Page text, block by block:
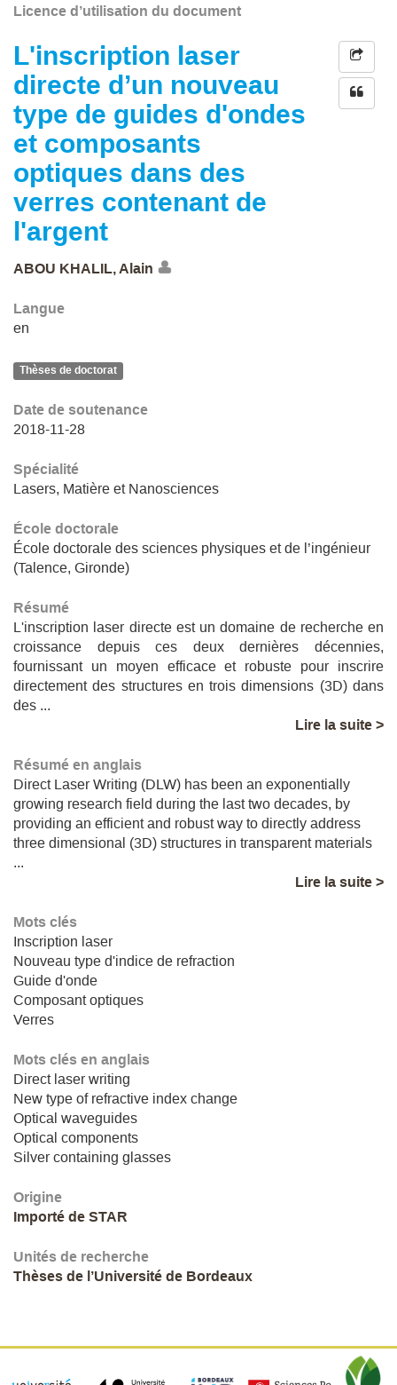
Licence d’utilisation du document
L'inscription laser
directe d’un nouveau
type de guides d'ondes
et composants
optiques dans des
verres contenant de
l'argent
ABOU KHALIL, Alain
Langue
en
Thèses de doctorat
Date de soutenance
2018-11-28
Spécialité
Lasers, Matière et Nanosciences
École doctorale
École doctorale des sciences physiques et de l’ingénieur
(Talence, Gironde)
Résumé
L'inscription laser directe est un domaine de recherche en
croissance depuis ces deux dernières décennies,
fournissant un moyen efficace et robuste pour inscrire
directement des structures en trois dimensions (3D) dans
des ...
Lire la suite >
Résumé en anglais
Direct Laser Writing (DLW) has been an exponentially
growing research field during the last two decades, by
providing an efficient and robust way to directly address
three dimensional (3D) structures in transparent materials
...
Lire la suite >
Mots clés
Inscription laser
Nouveau type d'indice de refraction
Guide d'onde
Composant optiques
Verres
Mots clés en anglais
Direct laser writing
New type of refractive index change
Optical waveguides
Optical components
Silver containing glasses
Origine
Importé de STAR
Unités de recherche
Thèses de l’Université de Bordeaux